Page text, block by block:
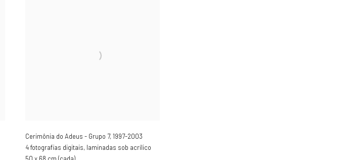
Cerimônia do Adeus - Grupo 7,1997-2003
4 fotografias digitais, laminadas sob acrí­lico